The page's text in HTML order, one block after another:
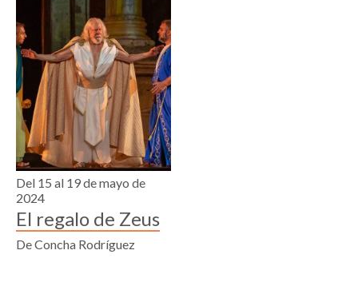
Del 15 al 19 de mayo de
2024
El regalo de Zeus
De Concha Rodríguez